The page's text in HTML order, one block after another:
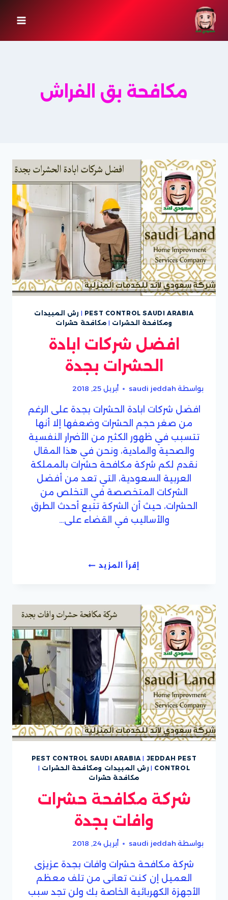
التجاوز
إلى
المحتوى
مكافحة بق الفراش
PEST CONTROL SAUDI ARABIA
| رش المبيدات
ومكافحة الحشرات | مكافحة حشرات
افضل شركات ابادة
الحشرات بجدة
بواسطة saudi jeddah أبريل 25, 2018
افضل شركات ابادة الحشرات بجدة على الرغم
من صغر حجم الحشرات وضعفها إلا أنها
تتسبب في ظهور الكثير من الأضرار النفسية
والصحية والمادية، ونحن في هذا المقال
نقدم لكم شركة مكافحة حشرات بالمملكة
العربية السعودية، التي تعد من أفضل
الشركات المتخصصة في التخلص من
الحشرات، حيث أن الشركة تتبع أحدث الطرق
والأساليب في القضاء على…
إقرأ المزيدافضل
بجدة
PEST CONTROL SAUDI ARABIA | JEDDAH PEST
CONTROL
| رش المبيدات ومكافحة الحشرات |
مكافحة حشرات
شركة مكافحة حشرات
وافات بجدة
بواسطة saudi jeddah أبريل 24, 2018
شركة مكافحة حشرات وافات بجدة عزيزى
العميل إن كنت تعانى من تلف معظم
الأجهزة الكهربائية الخاصة بك ولن تجد سبب